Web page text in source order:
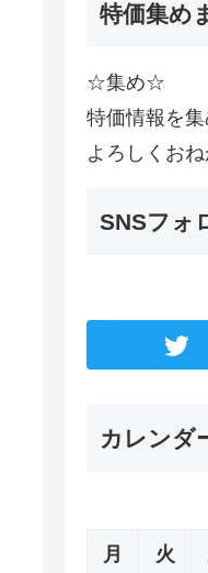
特価集め
☆集め☆
特価情報を
よろしくお
SNSフォ
カレンダ
月
火